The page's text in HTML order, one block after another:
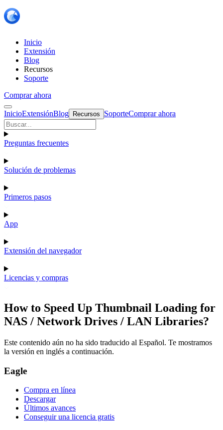
Inicio
Extensión
Blog
Recursos
Soporte
Comprar ahora
InicioExtensiónBlog Recursos SoporteComprar ahora
Preguntas frecuentes
Solución de problemas
Primeros pasos
App
Extensión del navegador
Licencias y compras
How to Speed Up Thumbnail Loading for
NAS / Network Drives / LAN Libraries?
Este contenido aún no ha sido traducido al Español. Te mostramos
la versión en inglés a continuación.
Eagle
Compra en línea
Descargar
Últimos avances
Conseguir una licencia gratis